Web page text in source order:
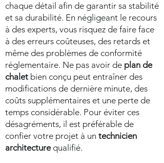
chaque détail afin de garantir sa stabilité
et sa durabilité. En négligeant le recours
à des experts, vous risquez de faire face
à des erreurs coûteuses, des retards et
même des problèmes de conformité
réglementaire. Ne pas avoir de plan de
chalet bien conçu peut entraîner des
modifications de dernière minute, des
coûts supplémentaires et une perte de
temps considérable. Pour éviter ces
désagréments, il est préférable de
confier votre projet à un technicien
architecturequalifié.